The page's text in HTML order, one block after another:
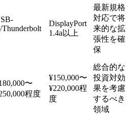
Thunderbolt
DisplayPort
1.4a以上
最新規格
対応で将
来的な拡
張性を確
保
〜
程度
¥150,000〜
¥220,000程
度
総合的な
投資対効
果を考慮
するべき
領域